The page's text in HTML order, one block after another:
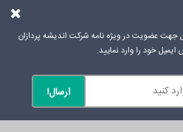
جهت عضویت در ویژه نامه شرکت اندیشه پردازان
ایمیل خود را وارد نمایید.